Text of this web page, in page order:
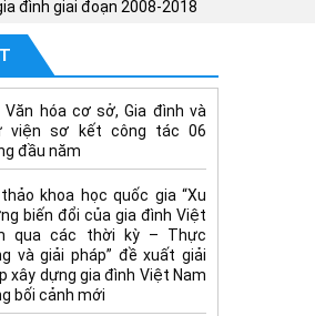
đình giai đoạn 2008-2018
Văn hóa cơ sở, Gia đình và
viện sơ kết công tác 06
đầu năm
thảo khoa học quốc gia “Xu
biến đổi của gia đình Việt
qua các thời kỳ – Thực
và giải pháp” đề xuất giải
xây dựng gia đình Việt Nam
bối cảnh mới